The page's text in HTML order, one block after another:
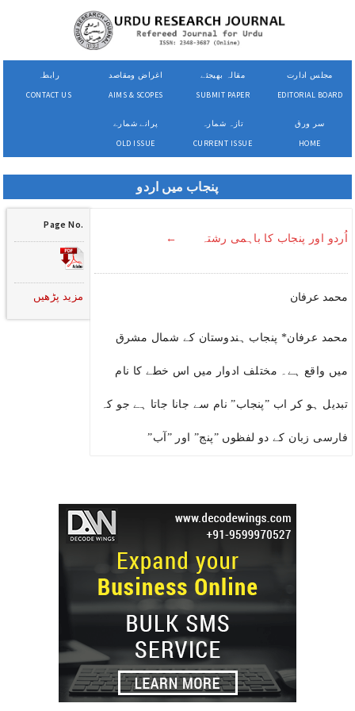
رابطہ
CONTACT US
اغراض ومقاصد
AIMS & SCOPES
مقالہ بھیجئے
SUBMIT PAPER
مجلس ادارت
EDITORIAL BOARD
پرانے شمارے
OLD ISSUE
تازہ شمارہ
CURRENT ISSUE
سر ورق
HOME
پنجاب میں اردو
اُردو اور پنجاب کا باہمی رشتہ ←
محمد عرفان
محمد عرفان* پنجاب ہندوستان کے شمال مشرق
میں واقع ہے۔ مختلف ادوار میں اس خطے کا نام
تبدیل ہو کر اب ”پنجاب” نام سے جانا جاتا ہے جو کہ
فارسی زبان کے دو لفظوں ”پنج” اور ”آب”
Page No.
مزید پڑھیں